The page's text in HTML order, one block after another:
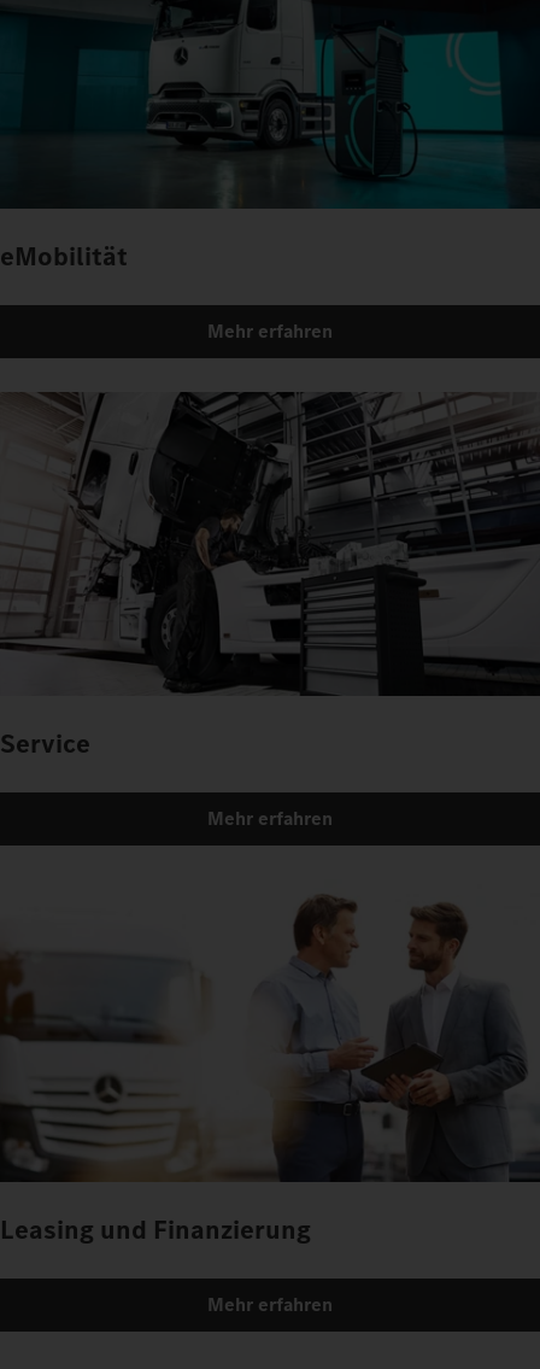
eMobilität
Mehr erfahren
Service
Mehr erfahren
Leasing und Finanzierung
Mehr erfahren